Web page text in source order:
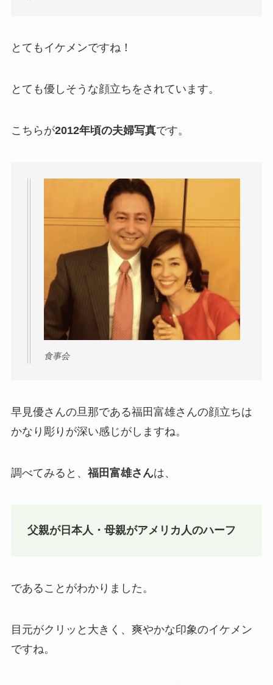
とてもイケメンですね！
とても優しそうな顔立ちをされています。
こちらが2012年頃の夫婦写真です。
食事会
早見優さんの旦那である福田富雄さんの顔立ちは
かなり彫りが深い感じがしますね。
調べてみると、 福田富雄さんは、
父親が日本人・母親がアメリカ人のハーフ
であることがわかりました。
目元がクリッと大きく、爽やかな印象のイケメン
ですね。